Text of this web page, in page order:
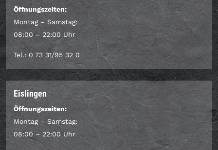
Öffnungszeiten:
Montag – Samstag:
08:00 – 22:00 Uhr
Tel.: 0 73 31/95 32 0
Eislingen
Öffnungszeiten:
Montag – Samstag:
08:00 – 22:00 Uhr